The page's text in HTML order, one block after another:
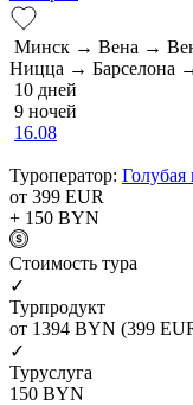
Минск → Вена →
Ницца →
10 дней
9 ночей
16.08
Туроператор: Голубая
от 399 EUR
+ 150 BYN
Cтоимость тура
✓
Турпродукт
от 1394 BYN (399
✓
Туруслуга
150 BYN